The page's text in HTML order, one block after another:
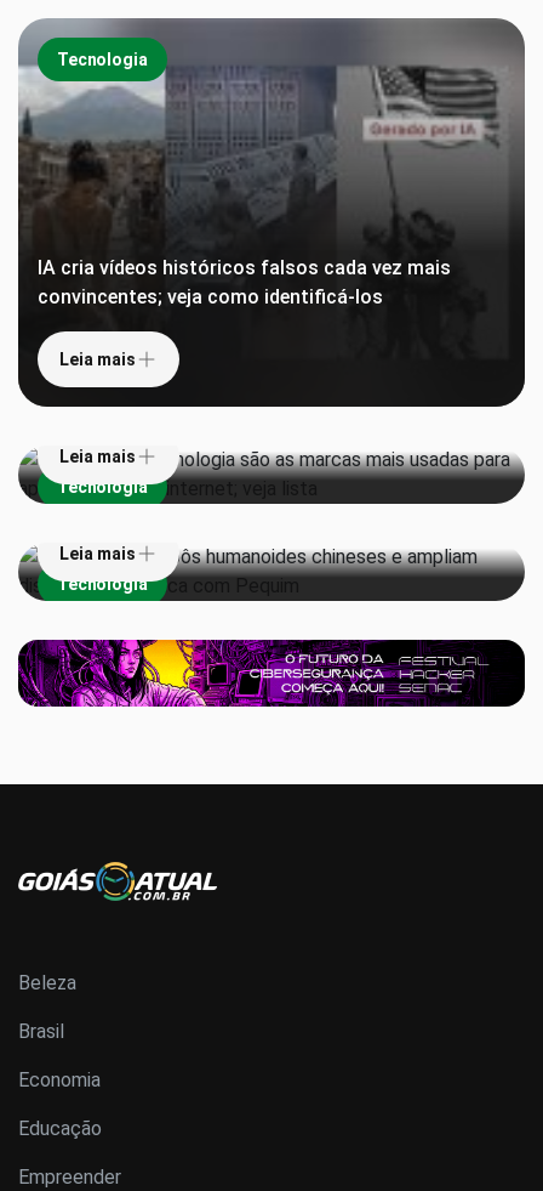
Tecnologia
IA cria vídeos históricos falsos cada vez mais
convincentes; veja como identificá-los
Leia mais
Tecnologia
Gigantes de tecnologia são as marcas mais usadas
para aplicar golpes na internet; veja lista
Leia mais
Tecnologia
EUA proíbem robôs humanoides chineses e ampliam
disputa tecnológica com Pequim
Leia mais
Beleza
Brasil
Economia
Educação
Empreender